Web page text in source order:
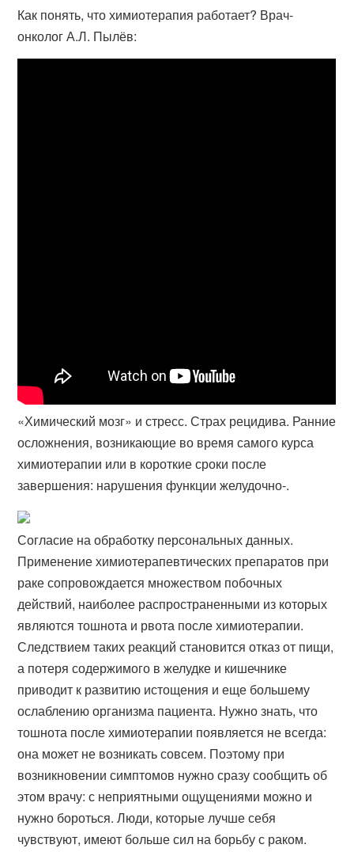
Как понять, что химиотерапия работает? Врач-
онколог А.Л. Пылёв:
«Химический мозг» и стресс. Страх рецидива. Ранние
осложнения, возникающие во время самого курса
химиотерапии или в короткие сроки после
завершения: нарушения функции желудочно-.
Согласие на обработку персональных данных.
Применение химиотерапевтических препаратов при
раке сопровождается множеством побочных
действий, наиболее распространенными из которых
являются тошнота и рвота после химиотерапии.
Следствием таких реакций становится отказ от пищи,
а потеря содержимого в желудке и кишечнике
приводит к развитию истощения и еще большему
ослаблению организма пациента. Нужно знать, что
тошнота после химиотерапии появляется не всегда:
она может не возникать совсем. Поэтому при
возникновении симптомов нужно сразу сообщить об
этом врачу: с неприятными ощущениями можно и
нужно бороться. Люди, которые лучше себя
чувствуют, имеют больше сил на борьбу с раком.